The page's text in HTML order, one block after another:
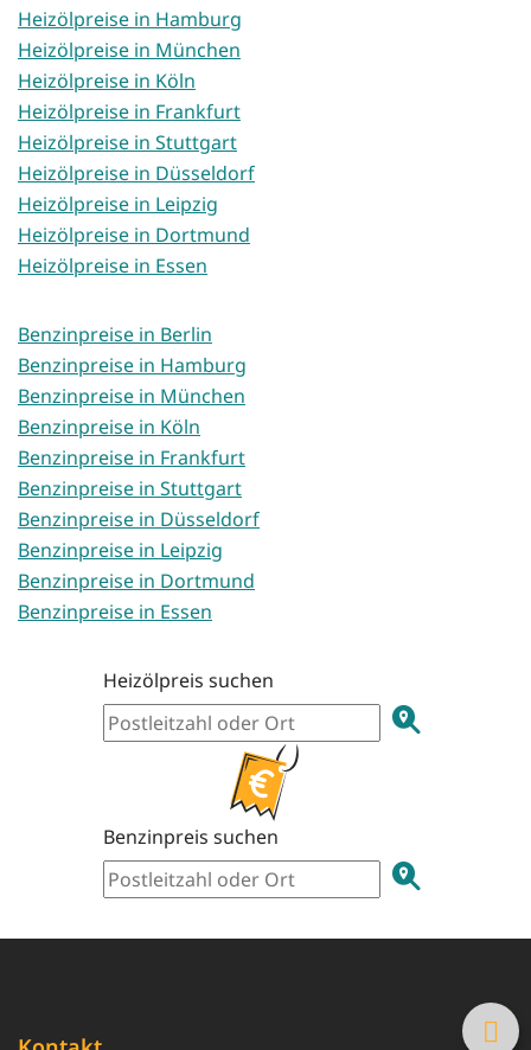
Heizölpreise in Hamburg
Heizölpreise in München
Heizölpreise in Köln
Heizölpreise in Frankfurt
Heizölpreise in Stuttgart
Heizölpreise in Düsseldorf
Heizölpreise in Leipzig
Heizölpreise in Dortmund
Heizölpreise in Essen
Benzinpreise in Berlin
Benzinpreise in Hamburg
Benzinpreise in München
Benzinpreise in Köln
Benzinpreise in Frankfurt
Benzinpreise in Stuttgart
Benzinpreise in Düsseldorf
Benzinpreise in Leipzig
Benzinpreise in Dortmund
Benzinpreise in Essen
Heizölpreis suchen
Benzinpreis suchen